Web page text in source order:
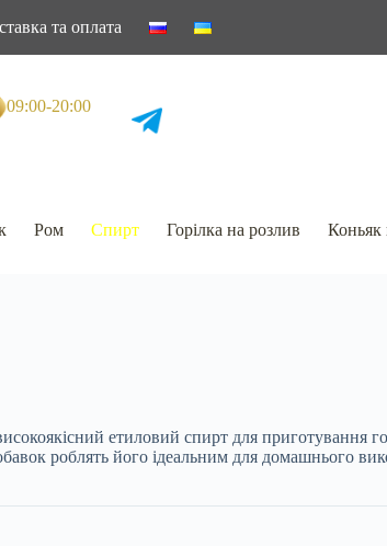
та оплата
09:00-20:00
Ром Спирт Горілка на розлив Коньяк
етиловий спирт для приготування
роблять його ідеальним для домашнього